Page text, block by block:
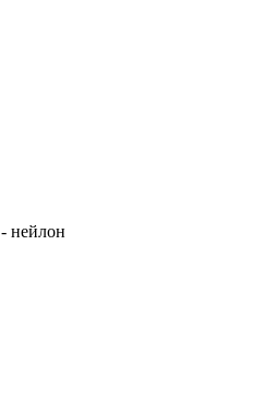
нейлон